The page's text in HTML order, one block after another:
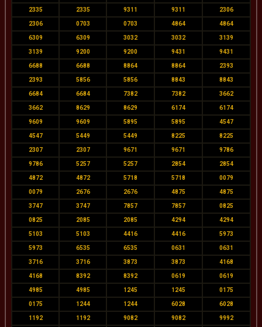
2335 2335 9311 9311 2306
2306 0703 0703 4864 4864
6309 6309 3032 3032 3139
3139 9200 9200 9431 9431
6688 6688 8864 8864 2393
2393 5856 5856 8843 8843
6684 6684 7382 7382 3662
3662 8629 8629 6174 6174
9609 9609 5895 5895 4547
4547 5449 5449 8225 8225
2307 2307 9671 9671 9786
9786 5257 5257 2854 2854
4872 4872 5718 5718 0079
0079 2676 2676 4875 4875
3747 3747 7857 7857 0825
0825 2085 2085 4294 4294
5103 5103 4416 4416 5973
5973 6535 6535 0631 0631
3716 3716 3873 3873 4168
4168 8392 8392 0619 0619
4985 4985 1245 1245 0175
0175 1244 1244 6028 6028
1192 1192 9082 9082 9992